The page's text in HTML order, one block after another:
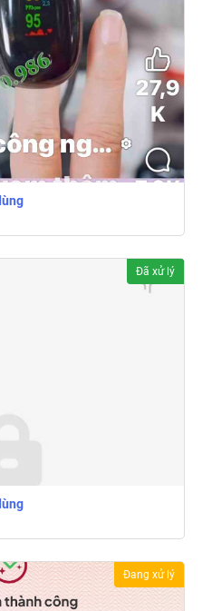
Buôn Ma Thuột,Tỉnh Đắk
Buôn Ma
Đã xử lý
Đang xử lý